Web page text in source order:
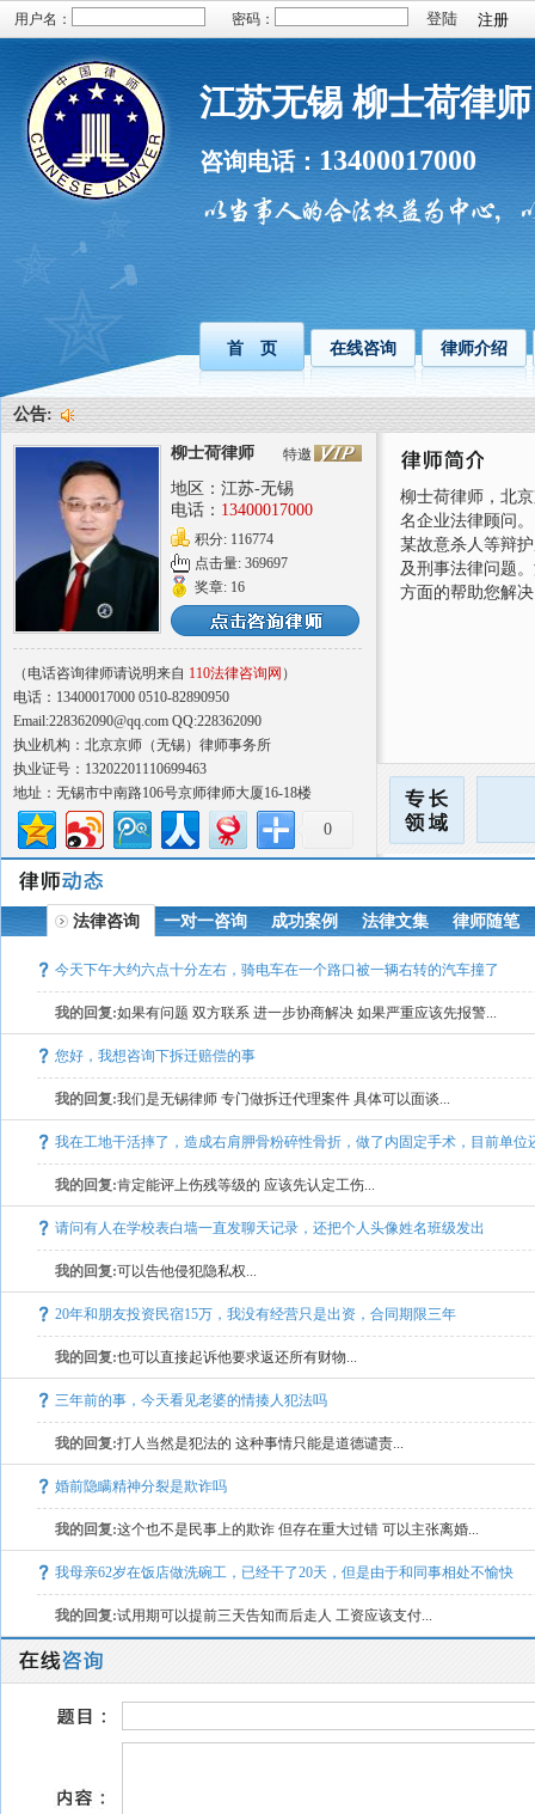
用户名： 密码： 注册
江苏无锡 柳士荷律师
咨询电话： 13400017000
首 页 在线咨询 律师介绍
公告:
特邀
柳士荷律师
地区：江苏-无锡
电话： 13400017000
积分: 116774
点击量: 369697
奖章: 16
（电话咨询律师请说明来自 110法律咨询网 ）
电话：13400017000 0510-82890950
Email:228362090@qq.com QQ:228362090
执业机构：北京京师（无锡）律师事务所
执业证号：13202201110699463
地址：无锡市中南路106号京师律师大厦16-18楼
0
柳士荷律师，北
名企业法律顾问
某故意杀人等辩
及刑事法律问题
方面的帮助您解
法律咨询 一对一咨询 成功案例 法律文集 律师随笔
今天下午大约六点十分左右，骑电车在一个路口被一辆右转的汽车撞了
我的回复:如果有问题 双方联系 进一步协商解决 如果严重应该先报警...
您好，我想咨询下拆迁赔偿的事
我的回复:我们是无锡律师 专门做拆迁代理案件 具体可以面谈...
我在工地干活摔了，造成右肩胛骨粉碎性骨折，做了内固定手术，目前单位
请工伤认定
我的回复:肯定能评上伤残等级的 应该先认定工伤...
请问有人在学校表白墙一直发聊天记录，还把个人头像姓名班级发出
我的回复:可以告他侵犯隐私权...
20年和朋友投资民宿15万，我没有经营只是出资，合同期限三年
我的回复:也可以直接起诉他要求返还所有财物...
三年前的事，今天看见老婆的情揍人犯法吗
我的回复:打人当然是犯法的 这种事情只能是道德谴责...
婚前隐瞒精神分裂是欺诈吗
我的回复:这个也不是民事上的欺诈 但存在重大过错 可以主张离婚...
我母亲62岁在饭店做洗碗工，已经干了20天，但是由于和同事相处不愉快
我的回复:试用期可以提前三天告知而后走人 工资应该支付...